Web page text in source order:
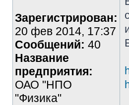
Зарегистрирован:
20 фев 2014, 17:37
Сообщений: 40
Название
предприятия:
ОАО "НПО
"Физика"